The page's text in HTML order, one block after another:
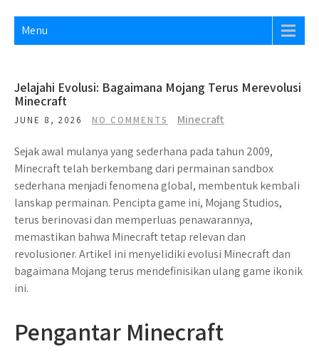
Menu
Jelajahi Evolusi: Bagaimana Mojang Terus Merevolusi
Minecraft
JUNE 8, 2026 NO COMMENTS Minecraft
Sejak awal mulanya yang sederhana pada tahun 2009,
Minecraft telah berkembang dari permainan sandbox
sederhana menjadi fenomena global, membentuk kembali
lanskap permainan. Pencipta game ini, Mojang Studios,
terus berinovasi dan memperluas penawarannya,
memastikan bahwa Minecraft tetap relevan dan
revolusioner. Artikel ini menyelidiki evolusi Minecraft dan
bagaimana Mojang terus mendefinisikan ulang game ikonik
ini.
Pengantar Minecraft